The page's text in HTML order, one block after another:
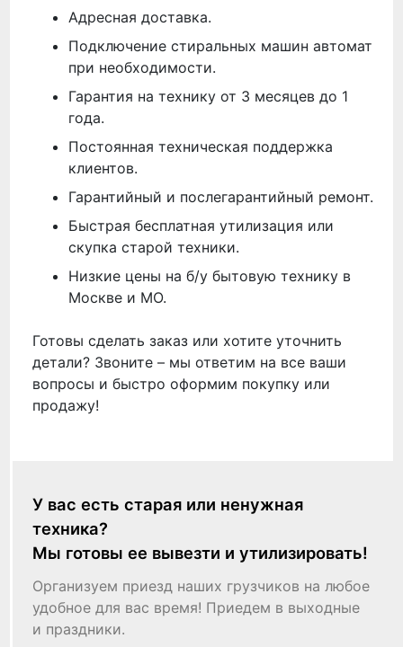
Адресная доставка.
Подключение стиральных машин автомат
при необходимости.
Гарантия на технику от 3 месяцев до 1
года.
Постоянная техническая поддержка
клиентов.
Гарантийный и послегарантийный ремонт.
Быстрая бесплатная утилизация или
скупка старой техники.
Низкие цены на б/у бытовую технику в
Москве и МО.
Готовы сделать заказ или хотите уточнить
детали? Звоните – мы ответим на все ваши
вопросы и быстро оформим покупку или
продажу!
У вас есть старая или ненужная
техника?
Мы готовы ее вывезти и утилизировать!
Организуем приезд наших грузчиков на любое
удобное для вас время! Приедем в выходные
и праздники.